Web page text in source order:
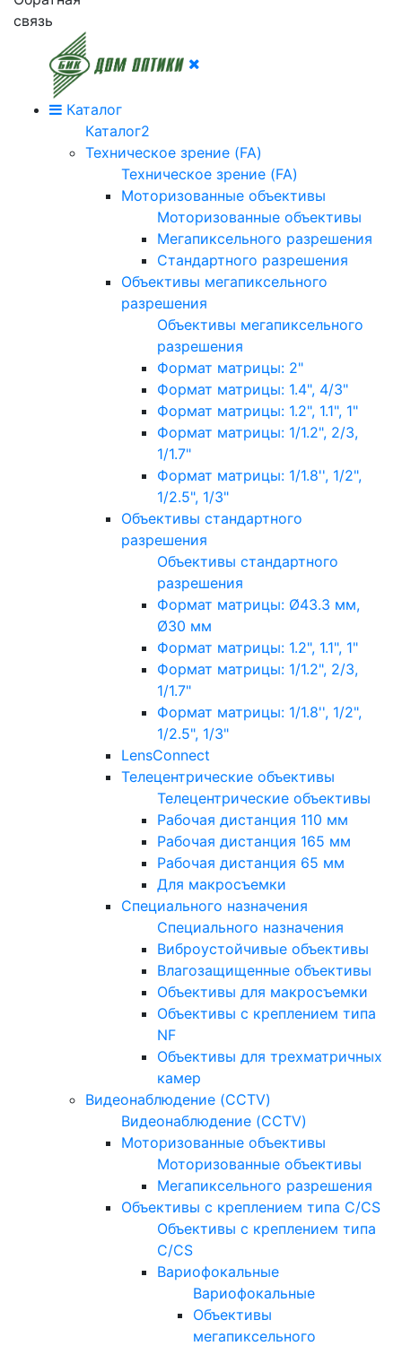
связь
Каталог
Каталог2
Техническое зрение (FA)
Техническое зрение (FA)
Моторизованные объективы
Моторизованные объективы
Мегапиксельного разрешения
Стандартного разрешения
Объективы мегапиксельного
разрешения
Объективы мегапиксельного
разрешения
Формат матрицы: 2"
Формат матрицы: 1.4", 4/3"
Формат матрицы: 1.2", 1.1", 1"
Формат матрицы: 1/1.2", 2/3,
1/1.7"
Формат матрицы: 1/1.8'', 1/2",
1/2.5", 1/3"
Объективы стандартного
разрешения
Объективы стандартного
разрешения
Формат матрицы: Ø43.3 мм,
Ø30 мм
Формат матрицы: 1.2", 1.1", 1"
Формат матрицы: 1/1.2", 2/3,
1/1.7"
Формат матрицы: 1/1.8'', 1/2",
1/2.5", 1/3"
LensConnect
Телецентрические объективы
Телецентрические объективы
Рабочая дистанция 110 мм
Рабочая дистанция 165 мм
Рабочая дистанция 65 мм
Для макросъемки
Специального назначения
Специального назначения
Виброустойчивые объективы
Влагозащищенные объективы
Объективы для макросъемки
Объективы с креплением типа
NF
Объективы для трехматричных
камер
Видеонаблюдение (CCTV)
Видеонаблюдение (CCTV)
Моторизованные объективы
Моторизованные объективы
Мегапиксельного разрешения
Объективы с креплением типа C/CS
Объективы с креплением типа
C/CS
Вариофокальные
Вариофокальные
Объективы
мегапиксельного